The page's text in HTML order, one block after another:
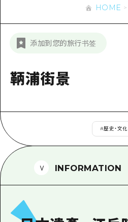
夜晚生活
標準
治癒
宮島周邊
短途旅行
一日遊
1晚2天
2晚3天
東山口
超值遊覽門票
廣島免費 Wi-
常見問題
新聞
HOME
添加到您的旅行书签
鞆浦街景
#歷史・文化
INFORMATION